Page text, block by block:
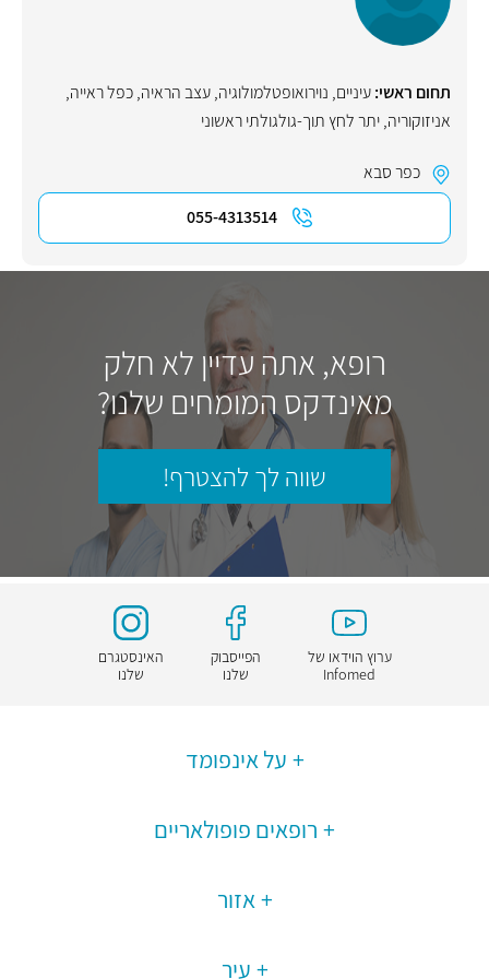
תחום ראשי:עיניים, נוירואופטלמולוגיה,עצב הראיה,כפל ראייה,
אניזוקוריה,יתר לחץ תוך-גולגולתי ראשוני
כפר סבא
055-4313514
רופא, אתה עדיין לא חלק
מאינדקס המומחים שלנו?
שווה לך להצטרף!
ערוץ הוידאו של
Infomed
הפייסבוק
שלנו
האינסטגרם
שלנו
על אינפומד
רופאים פופולאריים
אזור
עיר